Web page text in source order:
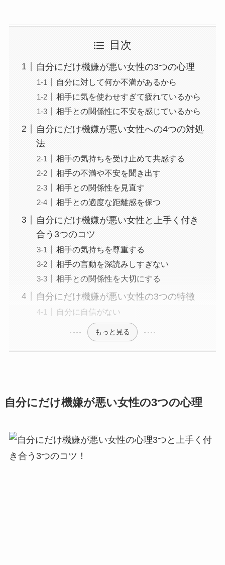
目次
自分にだけ機嫌が悪い女性の3つの心理
自分に対して何か不満があるから
相手に気を使わせすぎて疲れているから
相手との関係性に不安を感じているから
自分にだけ機嫌が悪い女性への4つの対処
法
相手の気持ちを受け止めて共感する
相手の不満や不安を聞き出す
相手との関係性を見直す
相手との適度な距離感を保つ
自分にだけ機嫌が悪い女性と上手く付き
合う3つのコツ
相手の気持ちを尊重する
相手の言動を深読みしすぎない
相手との関係性を大切にする
自分にだけ機嫌が悪い女性の3つの特徴
自分に自信がない
もっと見る
自分にだけ機嫌が悪い女性の3つの心理